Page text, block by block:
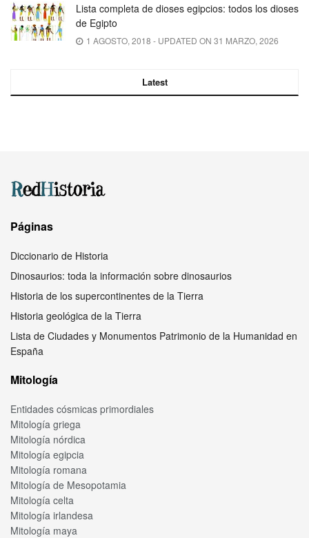
Lista completa de dioses egipcios: todos los dioses
de Egipto
1 AGOSTO, 2018 - UPDATED ON 31 MARZO, 2026
Latest
Páginas
Diccionario de Historia
Dinosaurios: toda la información sobre dinosaurios
Historia de los supercontinentes de la Tierra
Historia geológica de la Tierra
Lista de Ciudades y Monumentos Patrimonio de la Humanidad en
España
Mitología
Entidades cósmicas primordiales
Mitología griega
Mitología nórdica
Mitología egipcia
Mitología romana
Mitología de Mesopotamia
Mitología celta
Mitología irlandesa
Mitología maya